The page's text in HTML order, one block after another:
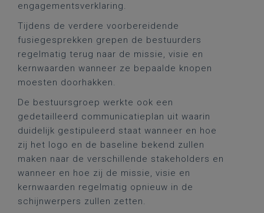
engagementsverklaring.
Tijdens de verdere voorbereidende
fusiegesprekken grepen de bestuurders
regelmatig terug naar de missie, visie en
kernwaarden wanneer ze bepaalde knopen
moesten doorhakken.
De bestuursgroep werkte ook een
gedetailleerd communicatieplan uit waarin
duidelijk gestipuleerd staat wanneer en hoe
zij het logo en de baseline bekend zullen
maken naar de verschillende stakeholders en
wanneer en hoe zij de missie, visie en
kernwaarden regelmatig opnieuw in de
schijnwerpers zullen zetten.